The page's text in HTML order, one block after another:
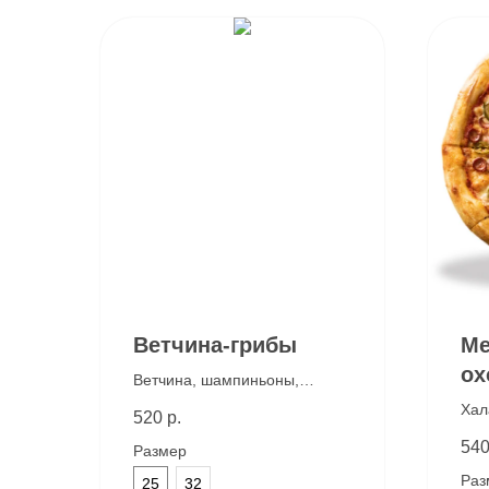
Ветчина-грибы
Ветчина, шампиньоны,
белый соус и соус песто
520 р.
Размер
25
32
540